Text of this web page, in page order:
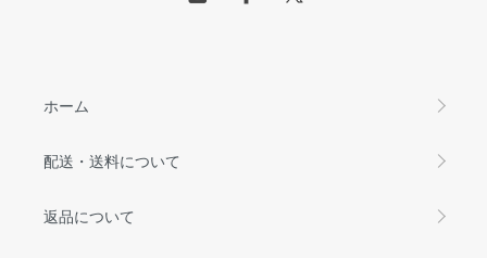
ホーム
配送・送料について
返品について